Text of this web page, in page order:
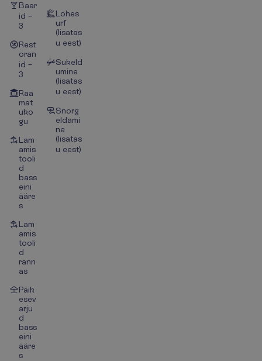
Baar
id –
3
Rest
oran
id –
3
Raa
mat
uko
gu
Lam
amis
tooli
d
bass
eini
ääre
s
Lam
amis
tooli
d
rann
as
Päik
esev
arju
d
bass
eini
ääre
s
Lohes
urf
(lisatas
u eest)
Sukeld
umine
(lisatas
u eest)
Snorg
eldami
ne
(lisatas
u eest)